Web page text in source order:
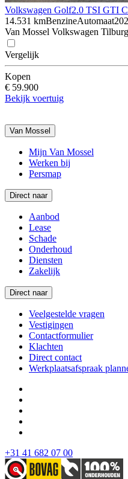
Volkswagen Golf2.0 TSI GTI
14.531 kmBenzineAutomaat
Van Mossel Volkswagen
Vergelijk
Kopen
€ 59.900
Bekijk voertuig
Van Mossel
Mijn Van Mossel
Werken bij
Persmap
Direct naar
Aanbod
Lease
Schade
Onderhoud
Diensten
Zakelijk
Direct naar
Veelgestelde vragen
Vestigingen
Contactformulier
Klachten
Direct contact
Werkplaatsafspraak
+31 41 682 07 00